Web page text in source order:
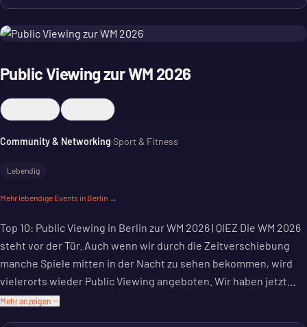
Public Viewing zur WM 2026
Community & Networking·Sport & Fitness
Lebendig
Mehr lebendige Events in Berlin →
Top 10: Public Viewing in Berlin zur WM 2026 | QIEZ Die WM 2026
steht vor der Tür. Auch wenn wir durch die Zeitverschiebung
manche Spiele mitten in der Nacht zu sehen bekommen, wird
vielerorts wieder Public Viewing angeboten. Wir haben jetzt
schon unsere Favoriten für das öffentliche Fußballgucken. Hier
Mehr anzeigen